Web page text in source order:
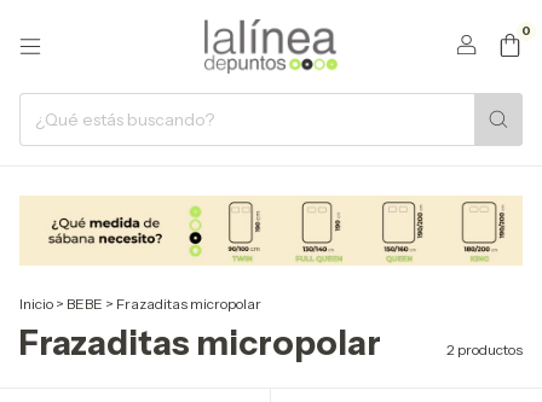
0
Inicio > BEBE > Frazaditas micropolar
Frazaditas micropolar 2 productos